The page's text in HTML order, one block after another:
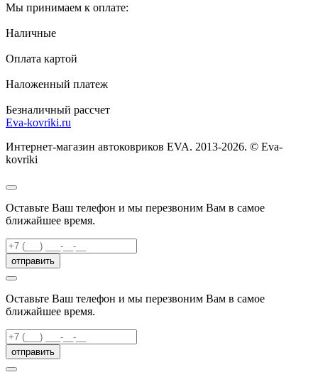
Мы принимаем к оплате:
Наличные
Оплата картой
Наложенный платеж
Безналичный рассчет
Eva-kovriki.ru
Интернет-магазин автоковриков EVA. 2013-2026. © Eva-
kovriki
Оставьте Ваш телефон и мы перезвоним Вам в самое
ближайшее время.
отправить
Оставьте Ваш телефон и мы перезвоним Вам в самое
ближайшее время.
отправить